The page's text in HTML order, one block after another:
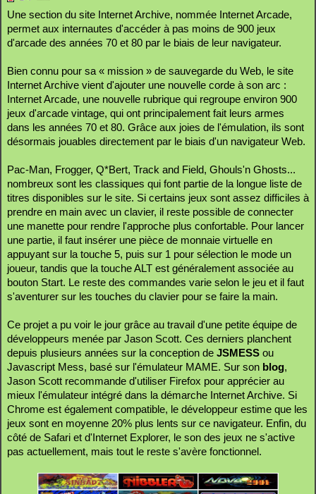
Une section du site Internet Archive, nommée Internet Arcade,
permet aux internautes d'accéder à pas moins de 900 jeux
d'arcade des années 70 et 80 par le biais de leur navigateur.
Bien connu pour sa « mission » de sauvegarde du Web, le site
Internet Archive vient d'ajouter une nouvelle corde à son arc :
Internet Arcade, une nouvelle rubrique qui regroupe environ 900
jeux d'arcade vintage, qui ont principalement fait leurs armes
dans les années 70 et 80. Grâce aux joies de l'émulation, ils sont
désormais jouables directement par le biais d'un navigateur Web.
Pac-Man, Frogger, Q*Bert, Track and Field, Ghouls'n Ghosts...
nombreux sont les classiques qui font partie de la longue liste de
titres disponibles sur le site. Si certains jeux sont assez difficiles à
prendre en main avec un clavier, il reste possible de connecter
une manette pour rendre l'approche plus confortable. Pour lancer
une partie, il faut insérer une pièce de monnaie virtuelle en
appuyant sur la touche 5, puis sur 1 pour sélection le mode un
joueur, tandis que la touche ALT est généralement associée au
bouton Start. Le reste des commandes varie selon le jeu et il faut
s'aventurer sur les touches du clavier pour se faire la main.
Ce projet a pu voir le jour grâce au travail d'une petite équipe de
développeurs menée par Jason Scott. Ces derniers planchent
depuis plusieurs années sur la conception de JSMESS ou
Javascript Mess, basé sur l'émulateur MAME. Sur son blog,
Jason Scott recommande d'utiliser Firefox pour apprécier au
mieux l'émulateur intégré dans la démarche Internet Archive. Si
Chrome est également compatible, le développeur estime que les
jeux sont en moyenne 20% plus lents sur ce navigateur. Enfin, du
côté de Safari et d'Internet Explorer, le son des jeux ne s'active
pas actuellement, mais tout le reste s'avère fonctionnel.